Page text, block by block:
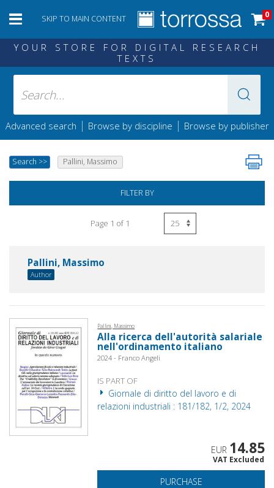
SKIP TO MAIN CONTENT 0
YOUR STORE FOR DIGITAL RESEARCH
TEXTS
Advanced search | Browse by discipline | Browse by publisher
Search >> Pallini, Massimo
FILTER BY
Page 1 of 1
Pallini, Massimo
Author
Pallini, Massimo
Alla ricerca dell'autorità salariale
nell'ordinamento italiano
2024 - Franco Angeli
IS PART OF
Giornale di diritto del lavoro e di
relazioni industriali : 181/182, 1/2, 2024
EUR 14.85
VAT Excluded
PURCHASE